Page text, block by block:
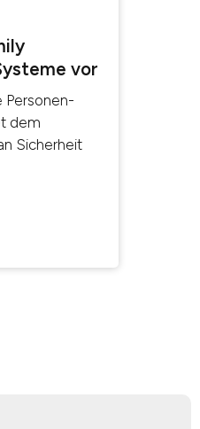
vor
Personen-
dem
Sicherheit